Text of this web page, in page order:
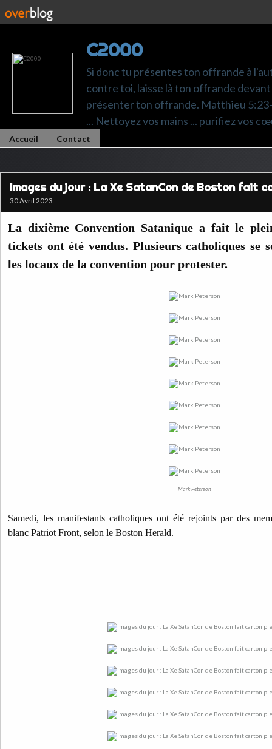
C2000
Si donc tu présentes ton offrande à
contre toi, laisse là ton offrande
présenter ton offrande. Matthieu 5:23-
... Nettoyez vos mains ... purifiez vos
Accueil Contact
Images du jour : La Xe SatanCon de Boston fait
30 Avril 2023
La dixième Convention Satanique a fait le
tickets ont été vendus. Plusieurs catholiques se
les locaux de la convention pour protester.
Mark Peterson
Samedi, les manifestants catholiques ont été rejoints par des
blanc Patriot Front, selon le Boston Herald.